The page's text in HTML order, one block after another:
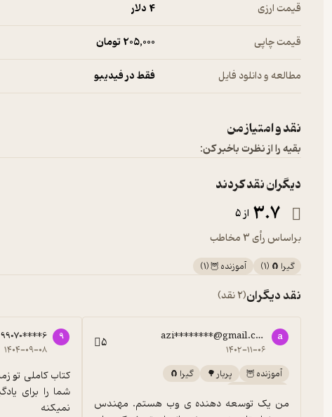
قیمت ارزی 4 دلار
قیمت چاپی 205,000 تومان
مطالعه و دانلود فایل فقط در فیدیبو
نقد و امتیاز من
بقیه را از نظرت باخبر کن:
دیگران نقد کردند
3.7 از 5
براساس رأی 3 مخاطب
گیرا 🧲 (
1
) آموزنده 🦉(
1
)
نقد دیگران(2 نقد)
a
azi********@gmail.com
۱۴۰۲-۱۱-۰۶ 5
آموزنده 🦉 پربار 🌳
گیرا 🧲
9
99070****6
۱۴۰۴-۰۹-۰۸
نمیکنه